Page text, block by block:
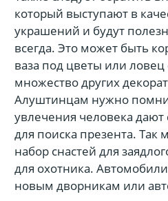
который выступают в
украшений и будут
всегда. Это может быть
ваза под цветы или ловец
множество других
Алуштинцам нужно
увлечения человека
для поиска презента. Так
набор снастей для
для охотника.
новым дворникам или